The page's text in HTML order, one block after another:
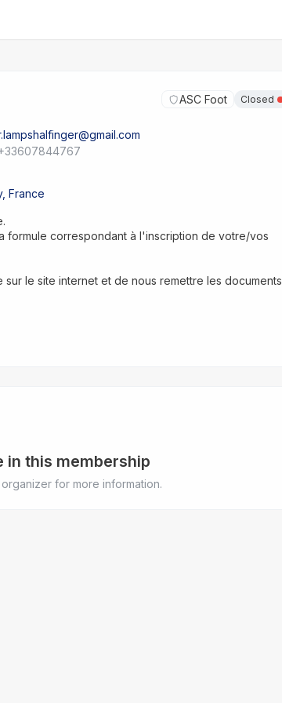
ASC Foot Closed
France
formule correspondant à l'inscription de votre/vos
le site internet et de nous remettre les documents
in this membership
for more information.